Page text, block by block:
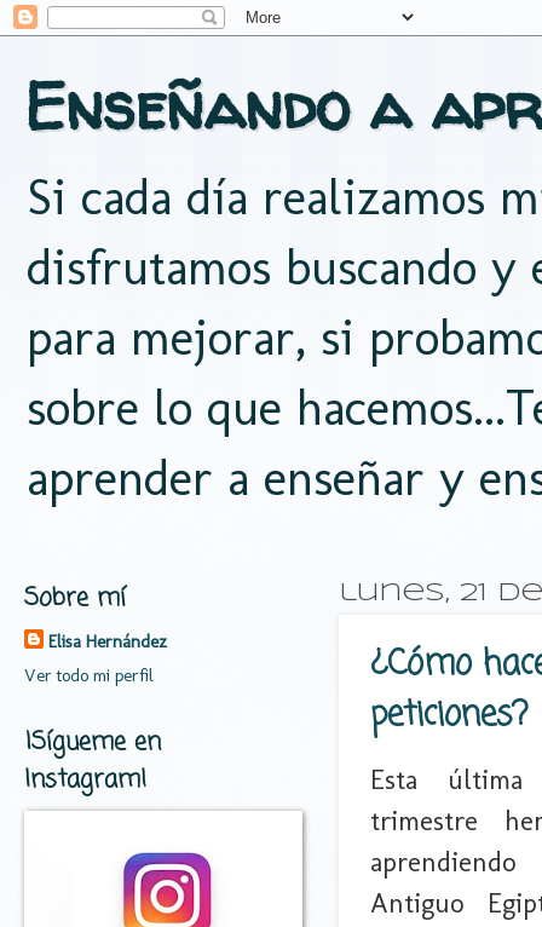
Enseñando a
Si cada día realizamos
disfrutamos buscando y
para mejorar, si
sobre lo que
aprender a enseñar y
lunes, 21
¿Cómo
peticiones?
Esta
trimestre
Antiguo
Sobre mí
Elisa Hernández
Ver todo mi perfil
¡Sígueme en
Instagram!